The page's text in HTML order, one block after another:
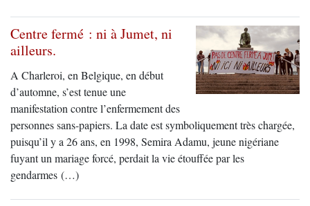
Centre fermé : ni à Jumet, ni
ailleurs.
A Charleroi, en Belgique, en début
d’automne, s’est tenue une
manifestation contre l’enfermement des
personnes sans-papiers. La date est symboliquement très chargée,
puisqu’il y a 26 ans, en 1998, Semira Adamu, jeune nigériane
fuyant un mariage forcé, perdait la vie étouffée par les
gendarmes (…)